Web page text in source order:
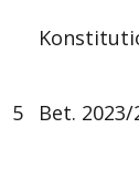
5 Bet.